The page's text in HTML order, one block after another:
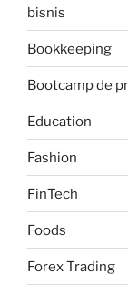
bisnis
Bookkeeping
Bootcamp de
Education
Fashion
FinTech
Foods
Forex Trading